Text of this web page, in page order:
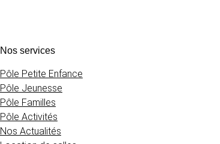
Nos services
Pôle Petite Enfance
Pôle Jeunesse
Pôle Familles
Pôle Activités
Nos Actualités